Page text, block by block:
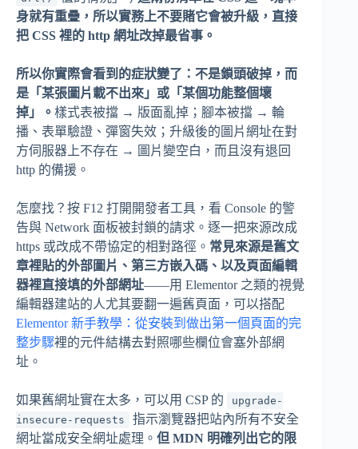
身就有重疊，所以實務上不要賭它會被升級，直接
把 CSS 裡的 http 網址改掉最省事。
所以你實際會看到的症狀變了：不是鎖頭破掉，而
是「某張圖片載不出來」或「某個功能整個壞
掉」。 樣式表被擋 → 版面亂掉；腳本被擋 → 輪
播、表單驗證、彈窗失效；升級後的圖片網址在對
方伺服器上不存在 → 圖片變空白，而且沒有退回
http 的備援。
怎麼找？按 F12 打開開發者工具，看 Console 的警
告與 Network 面板被封鎖的請求。逐一把來源改成
https 或改成不帶協定的相對路徑。 常見來源是舊文
章裡貼的外部圖片、第三方嵌入碼、以及頁面編輯
器裡直接填的外部網址——用 Elementor 之類的視覺
編輯器建站的人尤其要翻一遍舊頁面，可以搭配
Elementor 新手教學：從安裝到做出第一個頁面的完
整步驟裡的元件結構去對照哪些欄位會塞外部網
址。
如果舊網址實在太多，可以用 CSP 的
upgrade-
insecure-requests
指示瀏覽器把站內所有不安全
網址當成安全網址處理。 但 MDN 明確列出它的限